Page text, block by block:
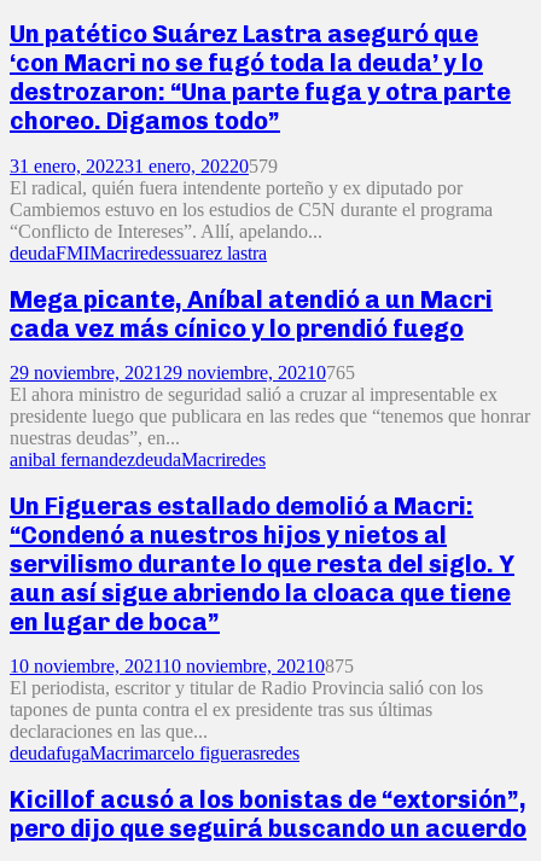
Un patético Suárez Lastra aseguró que
‘con Macri no se fugó toda la deuda’ y lo
destrozaron: “Una parte fuga y otra parte
choreo. Digamos todo”
31 enero, 202231 enero, 20220579
El radical, quién fuera intendente porteño y ex diputado por
Cambiemos estuvo en los estudios de C5N durante el programa
“Conflicto de Intereses”. Allí, apelando...
deudaFMIMacriredessuarez lastra
Mega picante, Aníbal atendió a un Macri
cada vez más cínico y lo prendió fuego
29 noviembre, 2021 29 noviembre, 20210765
El ahora ministro de seguridad salió a cruzar al impresentable ex
presidente luego que publicara en las redes que “tenemos que honrar
nuestras deudas”, en...
anibal fernandezdeudaMacriredes
Un Figueras estallado demolió a Macri:
“Condenó a nuestros hijos y nietos al
servilismo durante lo que resta del siglo. Y
aun así sigue abriendo la cloaca que tiene
en lugar de boca”
10 noviembre, 202110 noviembre, 20210875
El periodista, escritor y titular de Radio Provincia salió con los
tapones de punta contra el ex presidente tras sus últimas
declaraciones en las que...
deudafugaMacrimarcelo figuerasredes
Kicillof acusó a los bonistas de “extorsión”,
pero dijo que seguirá buscando un acuerdo